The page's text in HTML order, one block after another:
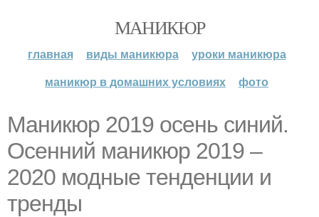
МАНИКЮР
главная виды маникюра
уроки маникюра
маникюр в домашних условиях
фото
Маникюр 2019 осень синий.
Осенний маникюр 2019 –
2020 модные тенденции и
тренды